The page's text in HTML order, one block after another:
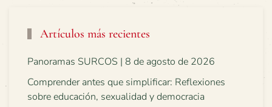
Artículos más recientes
Panoramas SURCOS | 8 de agosto de 2026
Comprender antes que simplificar: Reflexiones
sobre educación, sexualidad y democracia